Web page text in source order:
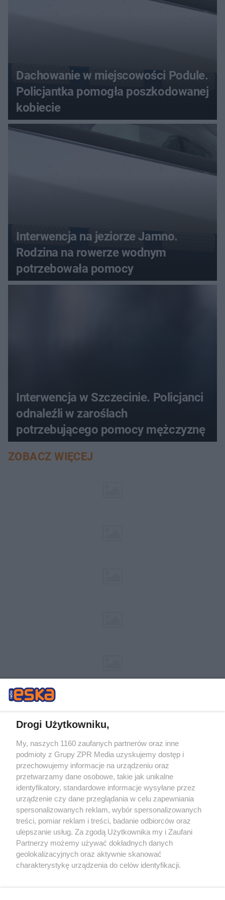
Dachowanie w miejscowości Podule.
Policjantka pomogła poszkodowanej
kobiecie
Interwencja na jeziorze Jamno.
Rodzina na rowerze wodnym
potrzebowała pomocy
Interwencja w Szczecinie. Policjanci
odnaleźli w zaroślach
potrzebującego pomocy mężczyznę
ZOBACZ WIĘCEJ
Żaden utwór zamieszczony w serwisie nie może być powielany i
rozpowszechniany lub dalej rozpowszechniany w jakikolwiek sposób (w
tym także elektroniczny lub mechaniczny) na jakimkolwiek polu
eksploatacji w jakiejkolwiek formie, włącznie z umieszczaniem w
Internecie bez pisemnej zgody właściciela praw. Jakiekolwiek użycie lub
wykorzystanie utworów w całości lub w części z naruszeniem prawa,
tzn. bez właściwej zgody, jest zabronione pod groźbą kary i może być
ścigane prawnie.
Drogi Użytkowniku,
My, naszych 1160 zaufanych partnerów oraz inne
podmioty z Grupy ZPR Media uzyskujemy dostęp i
przechowujemy informacje na urządzeniu oraz
przetwarzamy dane osobowe, takie jak unikalne
identyfikatory, standardowe informacje wysyłane przez
urządzenie czy dane przeglądania w celu zapewniania
spersonalizowanych reklam, wybór spersonalizowanych
treści, pomiar reklam i treści, badanie odbiorców oraz
ulepszanie usług. Za zgodą Użytkownika my i Zaufani
Partnerzy możemy używać dokładnych danych
geolokalizacyjnych oraz aktywnie skanować
charakterystykę urządzenia do celów identyfikacji.